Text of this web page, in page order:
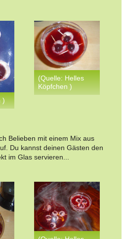
)
(Quelle: Helles
Köpfchen )
Belieben mit einem Mix aus
Du kannst deinen Gästen den
im Glas servieren...